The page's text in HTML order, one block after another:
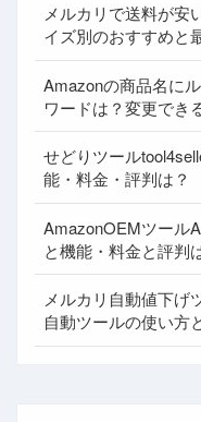
メルカリで送料が安
イズ別のおすすめと
Amazonの商品名に
ワードは？変更でき
せどりツール
能・料金・評判は？
AmazonOEMツール
と機能・料金と評判
メルカリ自動値下げ
自動ツールの使い方